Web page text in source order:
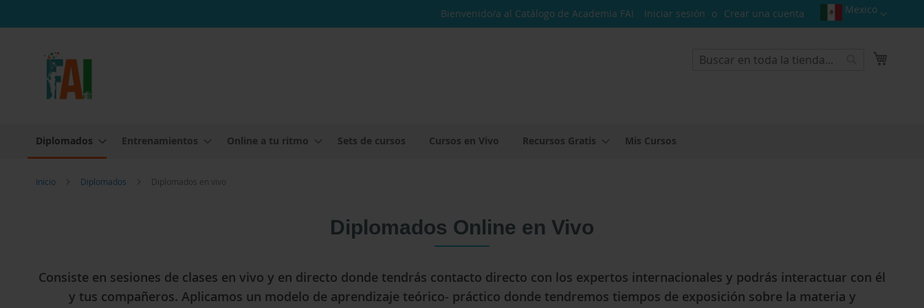
Select
Website
Mexico
al
Bienvenido/a al Catálogo de Academia FAI Iniciar sesión Crear una cuenta
Diplomados Entrenamientos Online a tu ritmo Sets de cursos Cursos en Vivo Recursos Gratis Mis Cursos
Inicio Diplomados Diplomados en vivo
Diplomados Online en Vivo
Consiste en sesiones de clases en vivo y en directo donde tendrás contacto directo con los expertos internacionales y podrás interactuar con él
y tus compañeros. Aplicamos un modelo de aprendizaje teórico- práctico donde tendremos tiempos de exposición sobre la materia y